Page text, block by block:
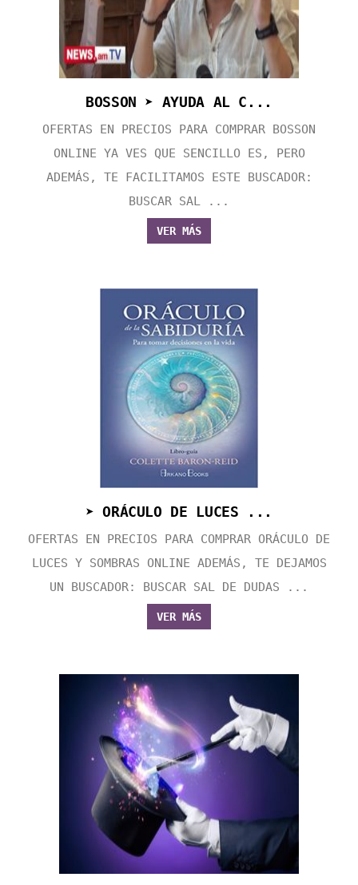
BOSSON ➤ AYUDA AL C...
OFERTAS EN PRECIOS PARA COMPRAR BOSSON
ONLINE YA VES QUE SENCILLO ES, PERO
ADEMÁS, TE FACILITAMOS ESTE BUSCADOR:
BUSCAR SAL ...
VER MÁS
➤ ORÁCULO DE LUCES ...
OFERTAS EN PRECIOS PARA COMPRAR ORÁCULO DE
LUCES Y SOMBRAS ONLINE ADEMÁS, TE DEJAMOS
UN BUSCADOR: BUSCAR SAL DE DUDAS ...
VER MÁS